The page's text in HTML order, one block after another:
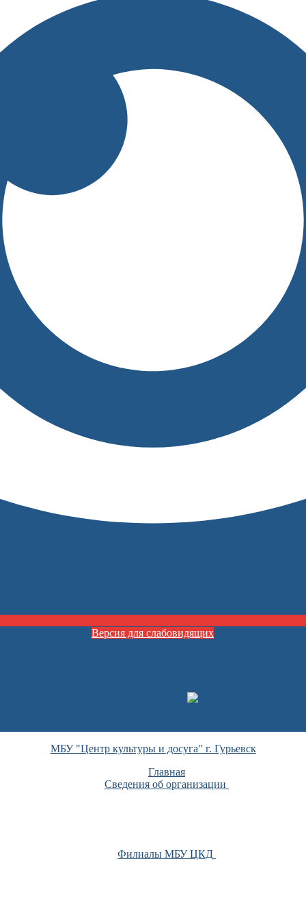
Версия для слабовидящих
МБУ "Центр культуры и досуга" г. Гурьевск
Главная
Сведения об организации
Филиалы МБУ ЦКД